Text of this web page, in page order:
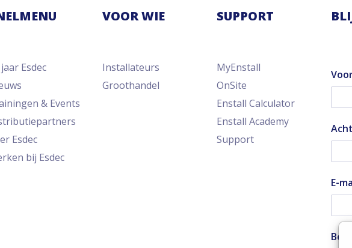
Esdec
& Events
Esdec
bij Esdec
VOOR WIE
Installateurs
Groothandel
SUPPORT
MyEnstall
OnSite
Enstall Calculator
Enstall Academy
Support
E-